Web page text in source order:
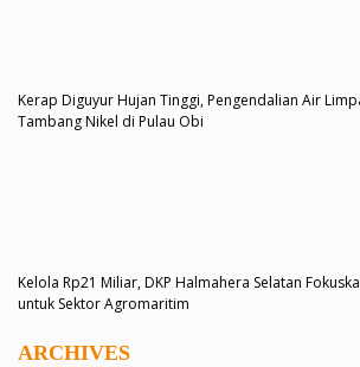
Kerap Diguyur Hujan Tinggi, Pengendalian Air
Tambang Nikel di Pulau Obi
Kelola Rp21 Miliar, DKP Halmahera Selatan
untuk Sektor Agromaritim
ARCHIVES